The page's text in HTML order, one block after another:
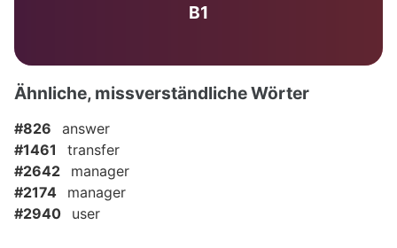
B1
Ähnliche, missverständliche Wörter
#826
answer
#1461
transfer
#2642
manager
#2174
manager
#2940
user